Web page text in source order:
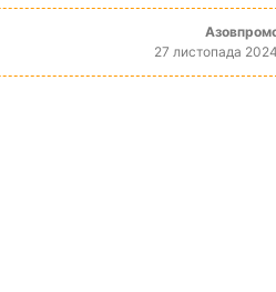
27 листопада